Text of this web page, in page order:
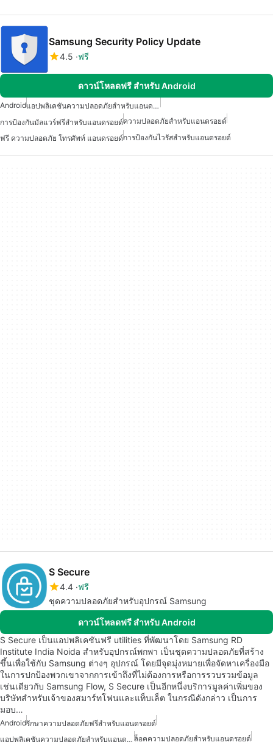
Samsung Security Policy Update
4.5 ฟรี
ดาวน์โหลดฟรี สำหรับ Android
Android
แอปพลิเคชันความปลอดภัยสำหรับแอนดรอยด์
การป้องกันมัลแวร์ฟรีสำหรับแอนดรอยด์ความปลอดภัยสำหรับแอนดรอยด์
ฟรี ความปลอดภัย โทรศัพท์ แอนดรอยด์การป้องกันไวรัสสำหรับแอนดรอยด์
S Secure
4.4 ฟรี
ชุดความปลอดภัยสำหรับอุปกรณ์ Samsung
ดาวน์โหลดฟรี สำหรับ Android
S Secure เป็นแอปพลิเคชันฟรี utilities ที่พัฒนาโดย Samsung RD
Institute India Noida สำหรับอุปกรณ์พกพา เป็นชุดความปลอดภัยที่สร้าง
ขึ้นเพื่อใช้กับ Samsung ต่างๆ อุปกรณ์ โดยมีจุดมุ่งหมายเพื่อจัดหาเครื่องมือ
ในการปกป้องพวกเขาจากการเข้าถึงที่ไม่ต้องการหรือการรวบรวมข้อมูล
เช่นเดียวกับ Samsung Flow, S Secure เป็นอีกหนึ่งบริการมูลค่าเพิ่มของ
บริษัทสำหรับเจ้าของสมาร์ทโฟนและแท็บเล็ต ในกรณีดังกล่าว เป็นการ
มอบ…
Androidรักษาความปลอดภัยฟรีสำหรับแอนดรอยด์
แอปพลิเคชันความปลอดภัยสำหรับแอนดรอยด์ ล็อคความปลอดภัยสำหรับแอนดรอยด์